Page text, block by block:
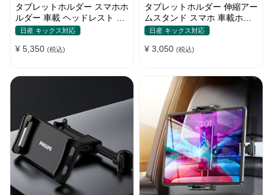
タブレットホルダー スマホホ
ルダー 車載 ヘッドレスト 後
部座席 ipad カー用品
日産 キックス対応
¥ 5,350 (税込)
タブレットホルダー 伸縮アー
ムスタンド スマホ 車載ホル
ダー ipad 角度・高さ調整
日産 キックス対応
¥ 3,050 (税込)